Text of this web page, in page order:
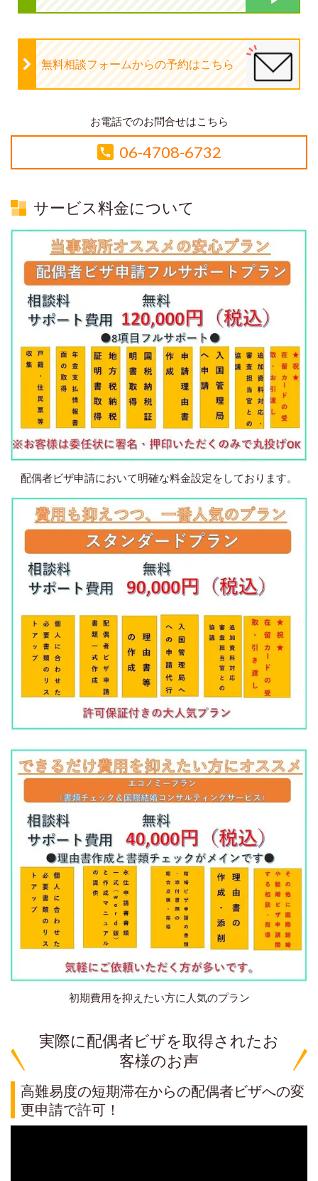
無料相談フォームからの予約はこちら
お電話でのお問合せはこちら
06-4708-6732
サービス料金について
配偶者ビザ申請において明確な料金設定をしております。
初期費用を抑えたい方に人気のプラン
実際に配偶者ビザを取得されたお
客様のお声
高難易度の短期滞在からの配偶者ビザへの変
更申請で許可！